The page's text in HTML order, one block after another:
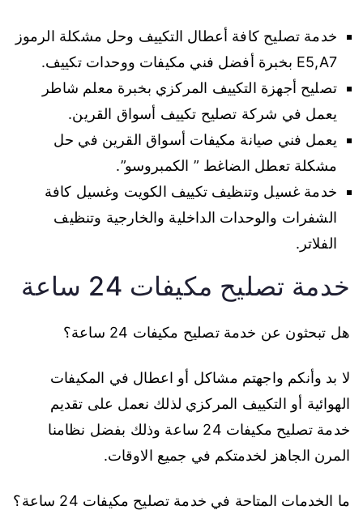
خدمة تصليح كافة أعطال التكييف وحل مشكلة الرموز
E5,A7 بخبرة أفضل فني مكيفات ووحدات تكييف.
تصليح أجهزة التكييف المركزي بخبرة معلم شاطر
يعمل في شركة تصليح تكييف أسواق القرين.
يعمل فني صيانة مكيفات أسواق القرين في حل
مشكلة تعطل الضاغط ” الكمبروسو”.
خدمة غسيل وتنظيف تكييف الكويت وغسيل كافة
الشفرات والوحدات الداخلية والخارجية وتنظيف
الفلاتر.
خدمة تصليح مكيفات 24 ساعة
هل تبحثون عن خدمة تصليح مكيفات 24 ساعة؟
لا بد وأنكم واجهتم مشاكل أو اعطال في المكيفات
الهوائية أو التكييف المركزي لذلك نعمل على تقديم
خدمة تصليح مكيفات 24 ساعة وذلك بفضل نظامنا
المرن الجاهز لخدمتكم في جميع الاوقات.
ما الخدمات المتاحة في خدمة تصليح مكيفات 24 ساعة؟